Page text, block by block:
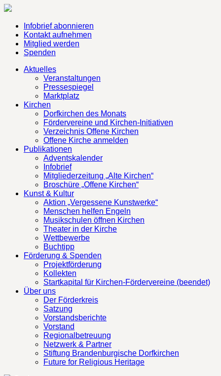
Infobrief abonnieren
Kontakt aufnehmen
Mitglied werden
Spenden
Aktuelles
Veranstaltungen
Pressespiegel
Marktplatz
Kirchen
Dorfkirchen des Monats
Fördervereine und Kirchen-Initiativen
Verzeichnis Offene Kirchen
Offene Kirche anmelden
Publikationen
Adventskalender
Infobrief
Mitgliederzeitung „Alte Kirchen“
Broschüre „Offene Kirchen“
Kunst & Kultur
Aktion „Vergessene Kunstwerke“
Menschen helfen Engeln
Musikschulen öffnen Kirchen
Theater in der Kirche
Wettbewerbe
Buchtipp
Förderung & Spenden
Projektförderung
Kollekten
Startkapital für Kirchen-Fördervereine (beendet)
Über uns
Der Förderkreis
Satzung
Vorstandsberichte
Vorstand
Regionalbetreuung
Netzwerk & Partner
Stiftung Brandenburgische Dorfkirchen
Future for Religious Heritage